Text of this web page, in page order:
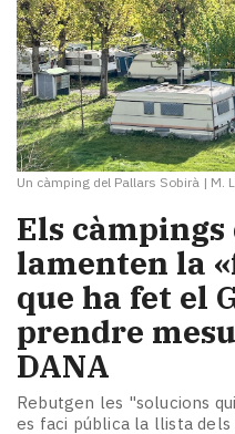
Un càmping del Pallars Sobirà | M.
Els
lamenten la
que ha fet el
prendre
DANA
Rebutgen les "solucions
es faci pública la llista